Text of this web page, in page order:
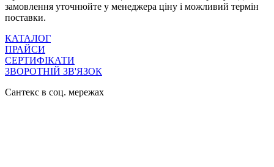
замовлення уточнюйте у менеджера ціну і можливий термін
поставки.
КАТАЛОГ
ПРАЙСИ
СЕРТИФІКАТИ
ЗВОРОТНІЙ ЗВ'ЯЗОК
Сантекс в соц. мережах